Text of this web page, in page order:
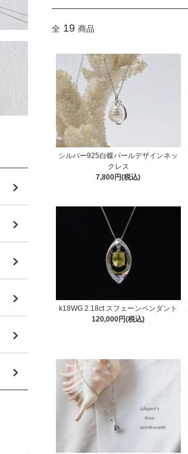
全 19 商品
シルバー925白蝶パールデザインネッ
クレス
7,800円(税込)
k18WG 2.18ct スフェーンペンダント
120,000円(税込)